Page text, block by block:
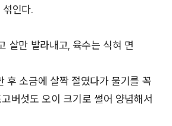
인다.
살만 발라내고, 육수는 식혀 면
후 소금에 살짝 절였다가 물기를 꼭
버섯도 오이 크기로 썰어 양념해서